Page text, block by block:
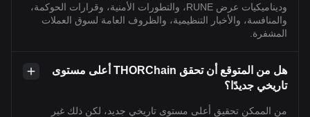
وديناميكيات عرض RUNE، والتطورات الأمنية، وقرارات الحوكمة،
والمنافسة، والأخبار التنظيمية، والظروف العامة لسوق العملات
المشفرة.
هل من المتوقع أن تحقق THORChain أعلى مستوى
تاريخي جديدًا؟
من الممكن تحقيق أعلى مستوى تاريخي جديد، لكن ذلك غير